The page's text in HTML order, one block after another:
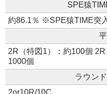
SPE猿
約86.1％ ※SPE猿TIME突
2R（特図1）：約100個
1000個
ラウン